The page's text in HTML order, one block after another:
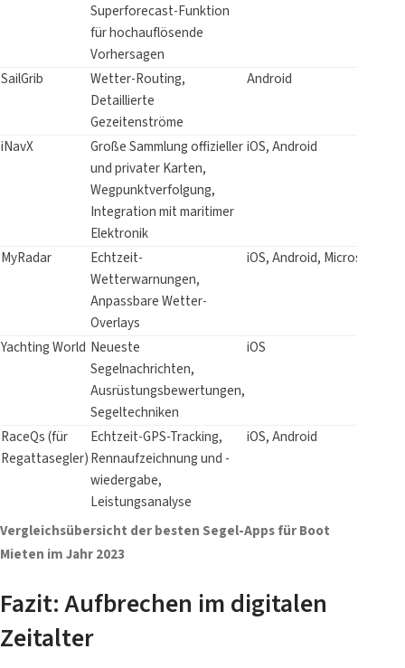
Superforecast-Funktion
für hochauflösende
Vorhersagen
SailGrib
Wetter-Routing,
Detaillierte
Gezeitenströme
Android
iNavX
Große Sammlung offizieller
und privater Karten,
Wegpunktverfolgung,
Integration mit maritimer
Elektronik
iOS, Android
MyRadar
Echtzeit-
Wetterwarnungen,
Anpassbare Wetter-
Overlays
iOS, Android, Microsoft
Yachting World Neueste
Segelnachrichten,
Ausrüstungsbewertungen,
Segeltechniken
iOS
RaceQs (für
Regattasegler)
Echtzeit-GPS-Tracking,
Rennaufzeichnung und -
wiedergabe,
Leistungsanalyse
iOS, Android
Vergleichsübersicht der besten Segel-Apps für Boot
Mieten im Jahr 2023
Fazit: Aufbrechen im digitalen
Zeitalter